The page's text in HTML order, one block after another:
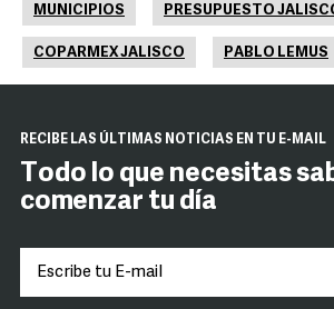
MUNICIPIOS PRESUPUESTO
COPARMEX JALISCO PABLO LEMUS
RECIBE LAS ÚLTIMAS NOTICIAS EN TU E-MAIL
Todo lo que necesitas
comenzar tu día